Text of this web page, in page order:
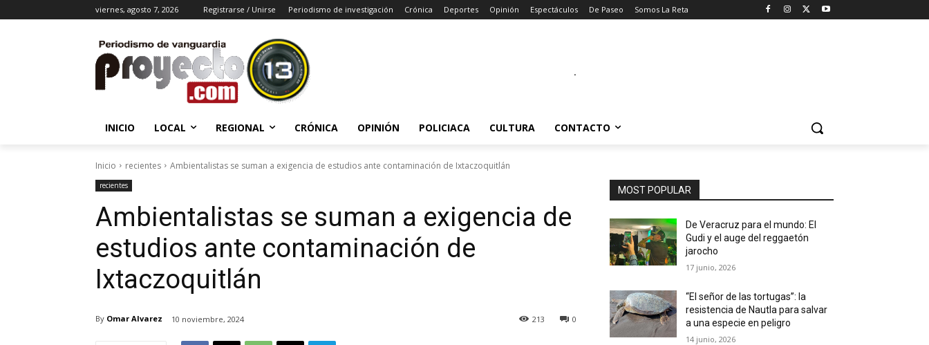
viernes, agosto 7, 2026 Registrarse / Unirse Periodismo de investigación Crónica Deportes Opinión Espectáculos De Paseo Somos La Reta
.
INICIO LOCAL REGIONAL CRÓNICA OPINIÓN POLICIACA CULTURA CONTACTO
Inicio recientes Ambientalistas se suman a exigencia de estudios ante contaminación de Ixtaczoquitlán
recientes
Ambientalistas se suman a exigencia de
estudios ante contaminación de
Ixtaczoquitlán
By Omar Alvarez 10 noviembre, 2024 0
213
MOST POPULAR
De Veracruz para el mundo: El
Gudi y el auge del reggaetón
jarocho
17 junio, 2026
“El señor de las tortugas”: la
resistencia de Nautla para salvar
a una especie en peligro
14 junio, 2026